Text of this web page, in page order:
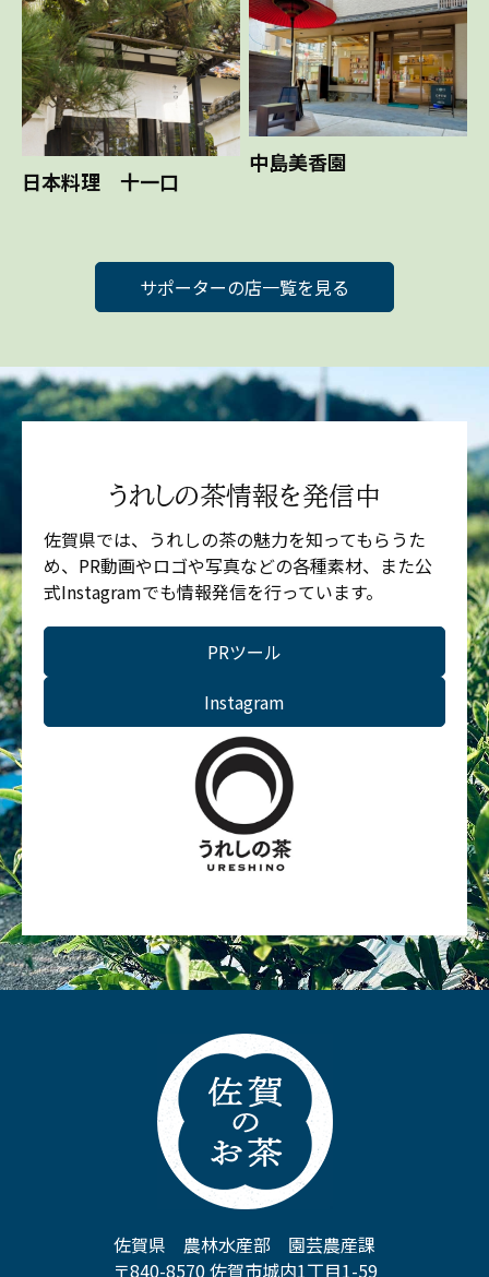
日本料理 十一口
中島美香園
サポーターの店一覧を見る
うれしの茶情報を発信中
佐賀県では、うれしの茶の魅力を知ってもらうた
め、PR動画やロゴや写真などの各種素材、また公
式Instagramでも情報発信を行っています。
PRツール
Instagram
佐賀県 農林水産部 園芸農産課
〒840-8570 佐賀市城内1丁目1-59